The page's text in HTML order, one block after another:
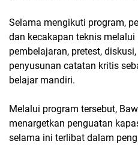
Selama mengikuti program,
dan kecakapan teknis
pembelajaran, pretest,
penyusunan catatan kritis
belajar mandiri.
Melalui program tersebut,
menargetkan penguatan
selama ini terlibat dalam